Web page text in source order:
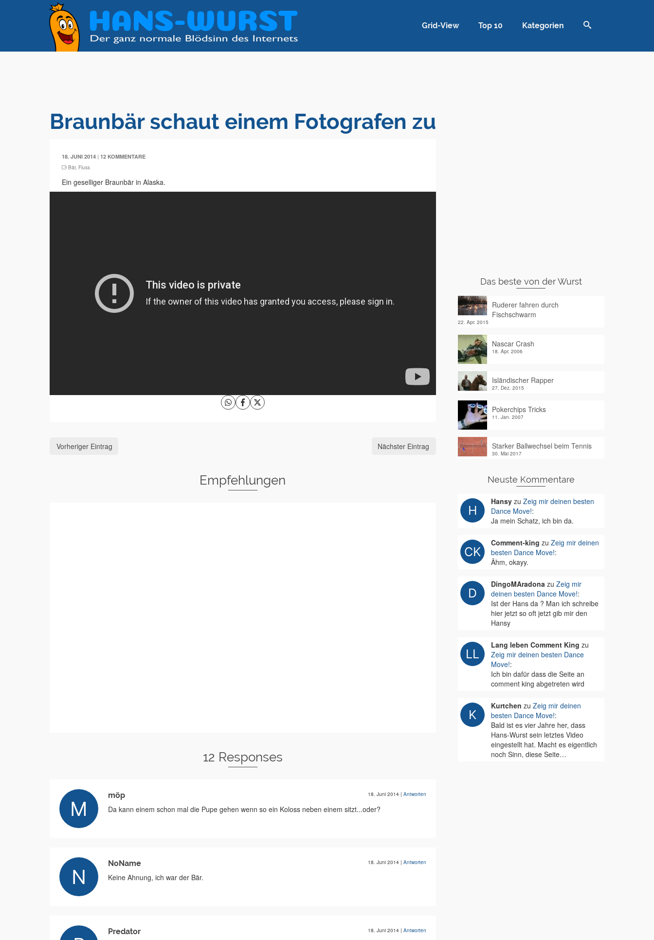
Grid-View Top 10 Kategorien
Braunbär schaut einem Fotografen zu
18. JUNI 2014 | 12 KOMMENTARE
Bär, Fluss
Ein geselliger Braunbär in Alaska.
Vorheriger Eintrag Nächster Eintrag
Empfehlungen
12 Responses
möp 18. Juni 2014 | Antworten
Da kann einem schon mal die Pupe gehen wenn so ein Koloss neben einem sitzt...oder?
NoName 18. Juni 2014 | Antworten
Keine Ahnung, ich war der Bär.
Predator 18. Juni 2014 | Antworten
Das beste von der Wurst
Ruderer fahren durch
Fischschwarm
22. Apr. 2015
Nascar Crash
18. Apr. 2006
Isländischer Rapper
27. Dez. 2015
Pokerchips Tricks
11. Jan. 2007
Starker Ballwechsel beim Tennis
30. Mai 2017
Neuste Kommentare
Hansyzu Zeig mir deinen besten
Dance Move!:
Ja mein Schatz, ich bin da.
Comment-king zu Zeig mir deinen
besten Dance Move!:
Ähm, okayy.
DingoMAradonazu Zeig mir
deinen besten Dance Move!:
Ist der Hans da ? Man ich schreibe
hier jetzt so oft jetzt gib mir den
Hansy
Lang leben Comment King zu
Zeig mir deinen besten Dance
Move!:
Ich bin dafür dass die Seite an
comment king abgetreten wird
Kurtchen zu Zeig mir deinen
besten Dance Move!:
Bald ist es vier Jahre her, dass
Hans-Wurst sein letztes Video
eingestellt hat. Macht es eigentlich
noch Sinn, diese Seite…